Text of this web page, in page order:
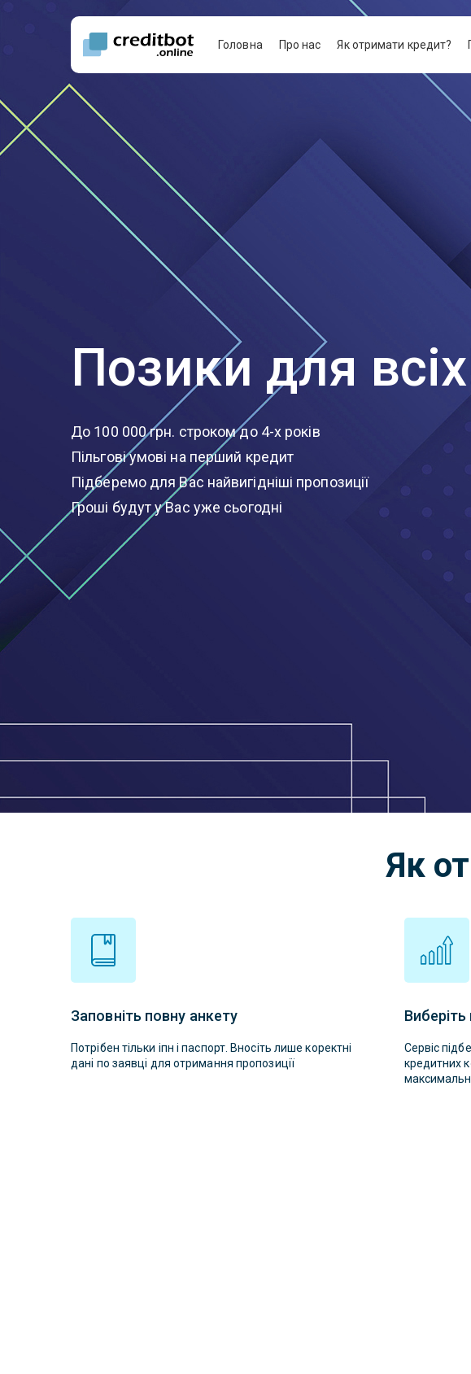
Головна Про нас Як отримати кредит?
Позики для
До 100 000 грн. строком до 4-х років
Пільгові умові на перший кредит
Підберемо для Вас найвигідніші пропозиції
Гроші будут у Вас уже сьогодні
Як
Заповніть повну анкету
Потрібен тільки іпн і паспорт. Вносіть лише коректні
дані по заявці для отримання пропозиції
Сервіс
кредитних